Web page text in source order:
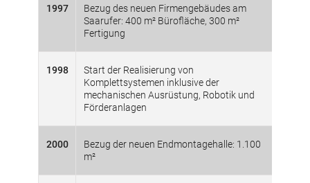
1997
Bezug des neuen Firmengebäudes am
Saarufer: 400 m² Bürofläche, 300 m²
Fertigung
1998
Start der Realisierung von
Komplettsystemen inklusive der
mechanischen Ausrüstung, Robotik und
Förderanlagen
2000
Bezug der neuen Endmontagehalle: 1.100
m²